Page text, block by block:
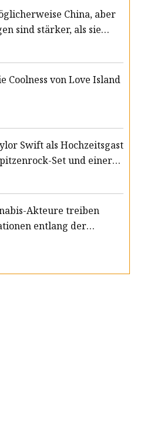
China, aber
sind stärker, als sie
Coolness von Love Island
Swift als Hochzeitsgast
Set und einer
Akteure treiben
entlang der